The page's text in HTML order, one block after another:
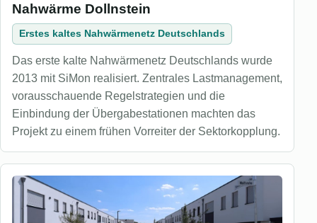
Nahwärme Dollnstein
Erstes kaltes Nahwärmenetz Deutschlands
Das erste kalte Nahwärmenetz Deutschlands wurde
2013 mit SiMon realisiert. Zentrales Lastmanagement,
vorausschauende Regelstrategien und die
Einbindung der Übergabestationen machten das
Projekt zu einem frühen Vorreiter der Sektorkopplung.